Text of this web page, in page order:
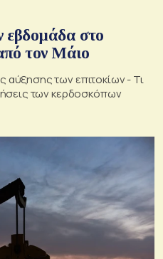
εβδομάδα στο
τον Μάιο
αύξησης των επιτοκίων - Τι
των κερδοσκόπων